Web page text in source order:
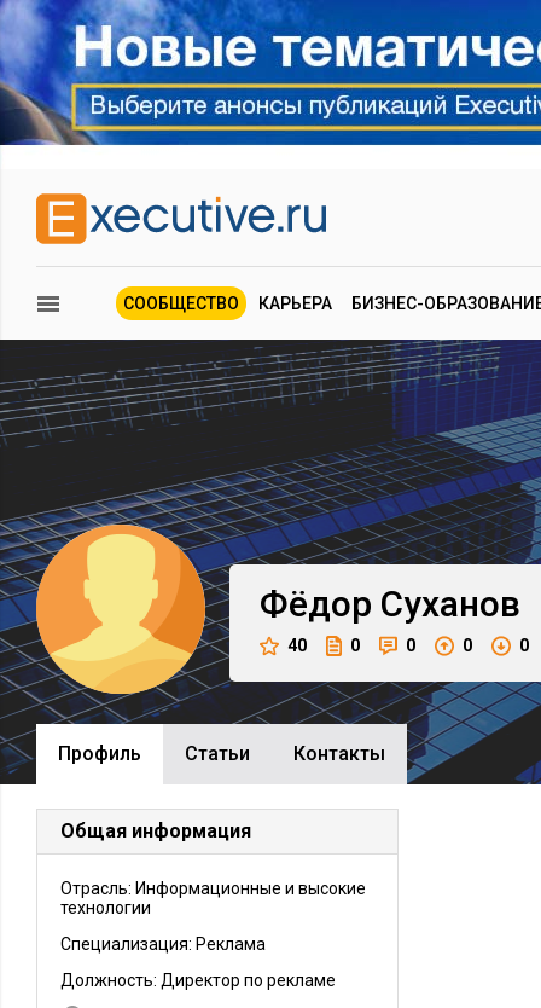
СООБЩЕСТВО КАРЬЕРА БИЗНЕС-
Фёдор Суханов
40 0 0 0 0
Профиль Cтатьи Контакты
Общая информация
Отрасль: Информационные и высокие
технологии
Специализация: Реклама
Должность: Директор по рекламе